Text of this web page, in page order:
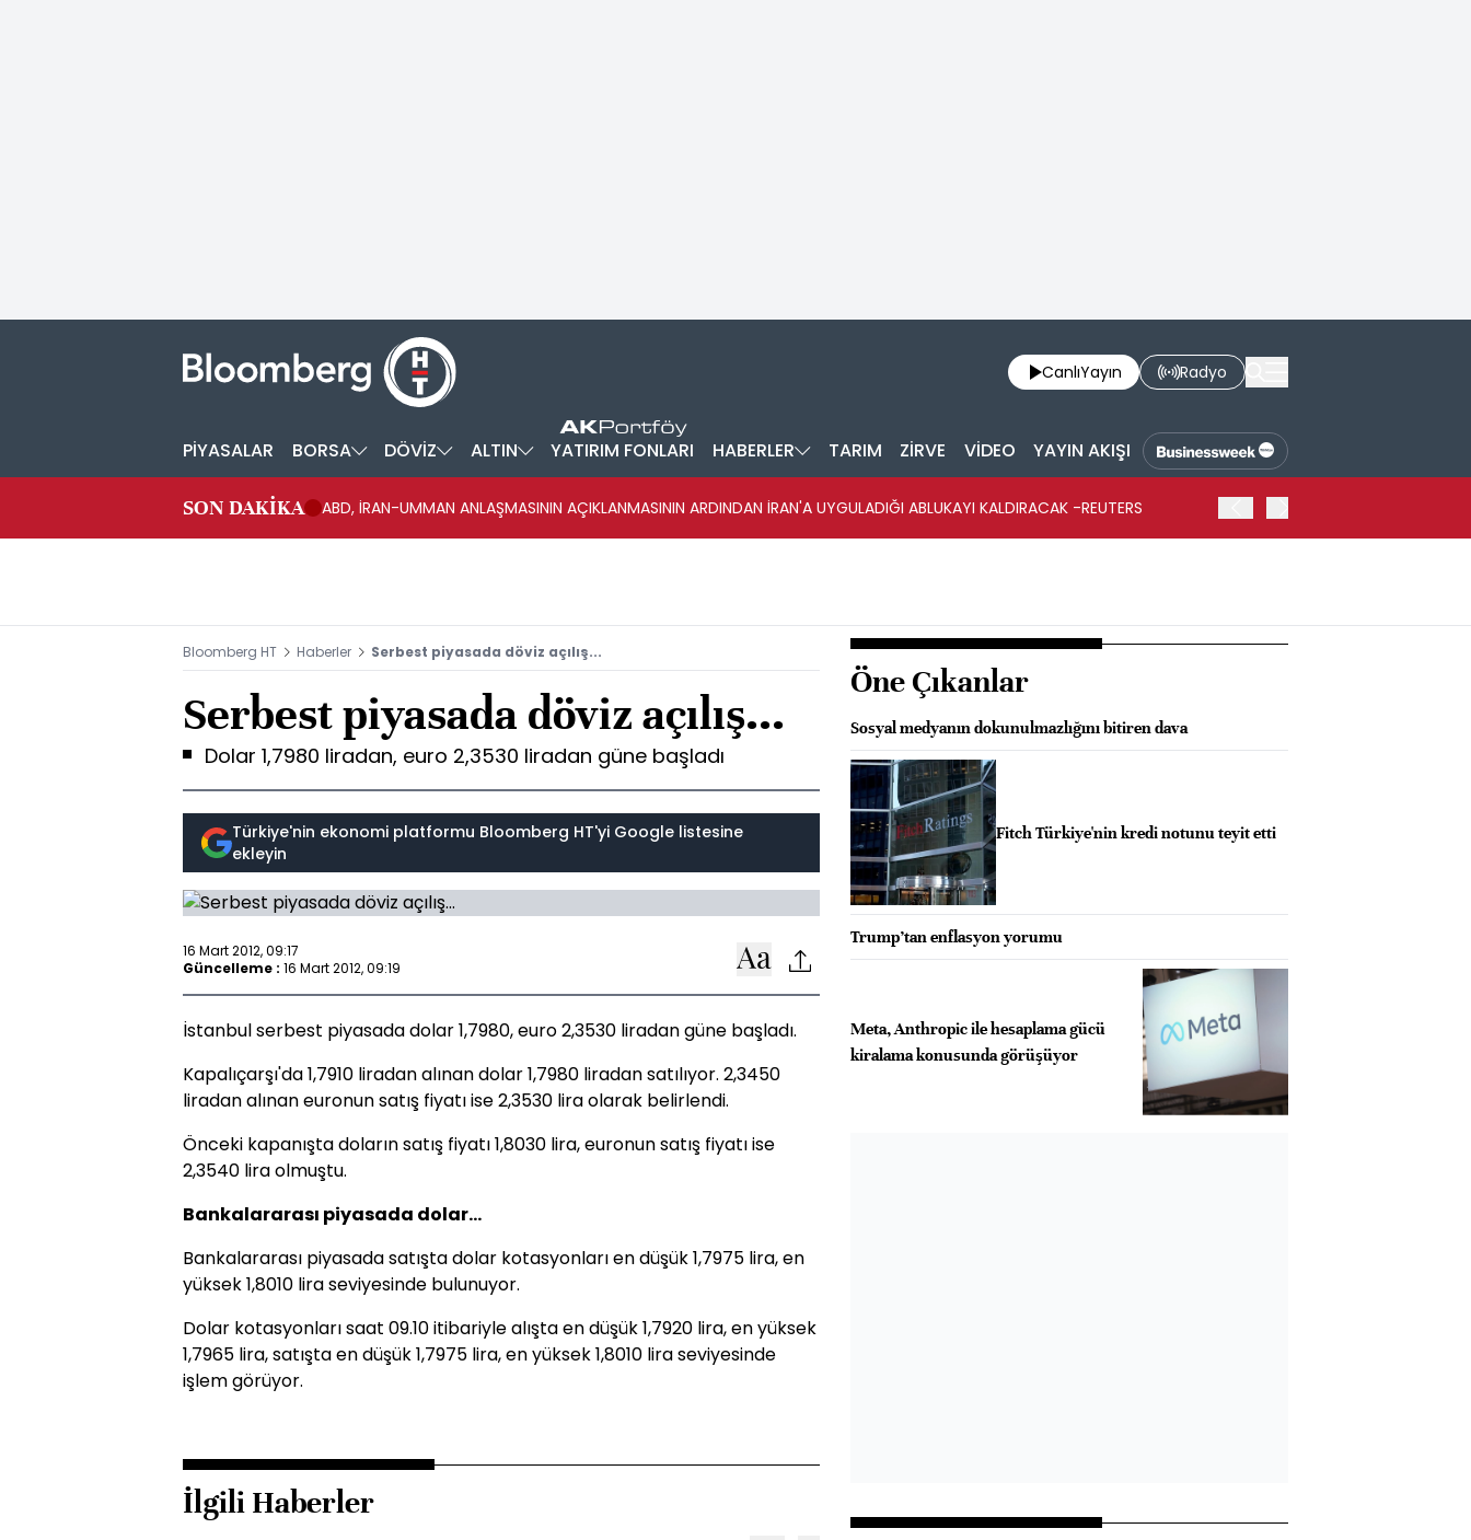
CanlıYayın Radyo
PİYASALAR BORSA DÖVİZ ALTIN YATIRIM FONLARI HABERLER TARIM ZİRVE VİDEO YAYIN AKIŞI
SON DAKİKA ABD, İRAN-UMMAN ANLAŞMASININ AÇIKLANMASININ ARDINDAN İRAN'A UYGULADIĞI ABLUKAYI KALDIRACAK -REUTERS
Bloomberg HT Haberler Serbest piyasada döviz açılış...
Serbest piyasada döviz açılış...
Dolar 1,7980 liradan, euro 2,3530 liradan güne başladı
Türkiye'nin ekonomi platformu Bloomberg HT'yi Google listesine
ekleyin
16 Mart 2012, 09:17
Güncelleme : 16 Mart 2012, 09:19
İstanbul serbest piyasada dolar 1,7980, euro 2,3530 liradan güne başladı.
Kapalıçarşı'da 1,7910 liradan alınan dolar 1,7980 liradan satılıyor. 2,3450
liradan alınan euronun satış fiyatı ise 2,3530 lira olarak belirlendi.
Önceki kapanışta doların satış fiyatı 1,8030 lira, euronun satış fiyatı ise
2,3540 lira olmuştu.
Bankalararası piyasada dolar...
Bankalararası piyasada satışta dolar kotasyonları en düşük 1,7975 lira, en
yüksek 1,8010 lira seviyesinde bulunuyor.
Dolar kotasyonları saat 09.10 itibariyle alışta en düşük 1,7920 lira, en yüksek
1,7965 lira, satışta en düşük 1,7975 lira, en yüksek 1,8010 lira seviyesinde
işlem görüyor.
İlgili Haberler
Öne Çıkanlar
Sosyal medyanın dokunulmazlığını bitiren dava
Fitch Türkiye'nin kredi notunu teyit etti
Trump’tan enflasyon yorumu
Meta, Anthropic ile hesaplama gücü
kiralama konusunda görüşüyor